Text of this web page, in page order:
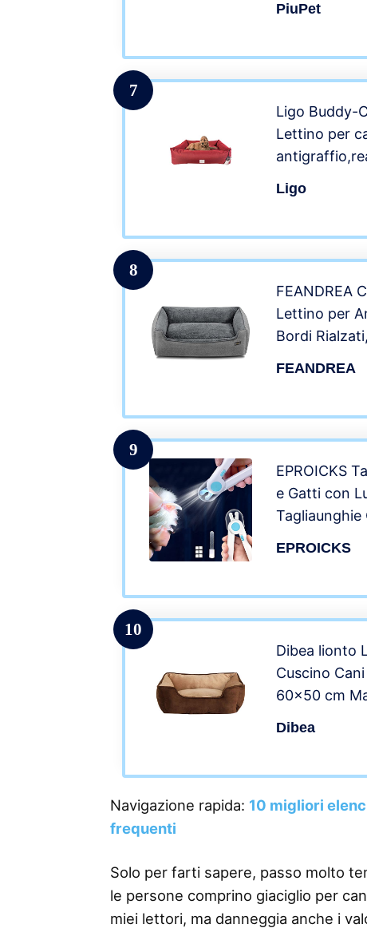
PiuPet
7
Ligo Buddy-
Lettino per
Cane, uso
Ligo
8
FEANDREA
Lettino per
Bordi
FEANDREA
9
EPROICKS
e Gatti con
Tagliaunghie
EPROICKS
10
Dibea lionto
Cuscino
60×50 cm
Dibea
Navigazione rapida: 10 migliori
frequenti
Solo per farti sapere, passo molto
le persone comprino giaciglio per
miei lettori, ma danneggia anche i